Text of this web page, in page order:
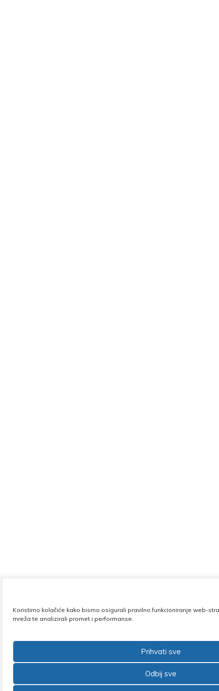
Koristimo kolačiće kako bismo osigurali pravilno funkcioniranje web-
mreža te analizirali promet i performanse.
Prihvati sve
Odbij sve